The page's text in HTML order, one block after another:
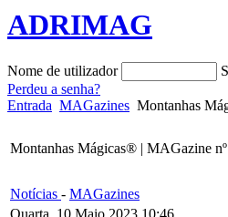
ADRIMAG
Nome de utilizador
Perdeu a senha?
Entrada MAGazines Montanhas
Montanhas Mágicas® | MAGazine
Notícias - MAGazines
Quarta, 10 Maio 2023 10:46